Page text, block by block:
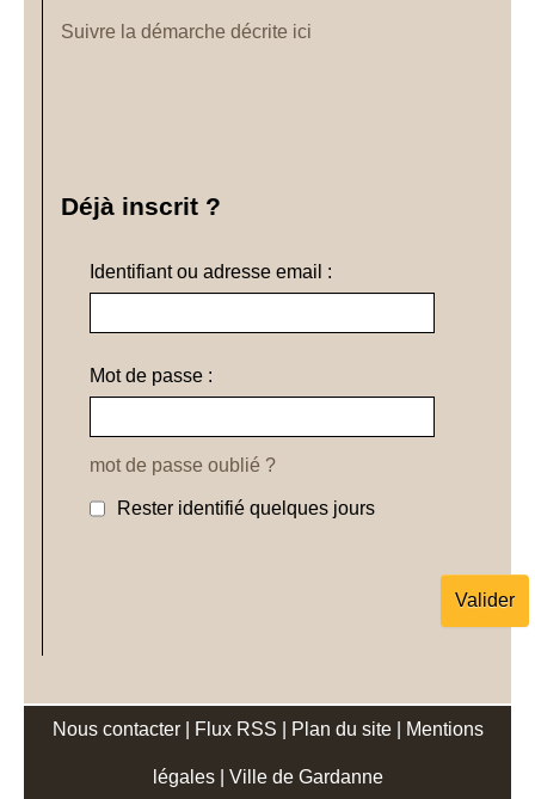
Suivre la démarche décrite ici
Déjà inscrit ?
Identifiant ou adresse email :
Mot de passe :
mot de passe oublié ?
Rester identifié quelques jours
Nous contacter Flux RSS Plan du site Mentions
légales Ville de Gardanne